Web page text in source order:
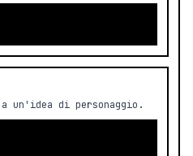
a un'idea di personaggio.